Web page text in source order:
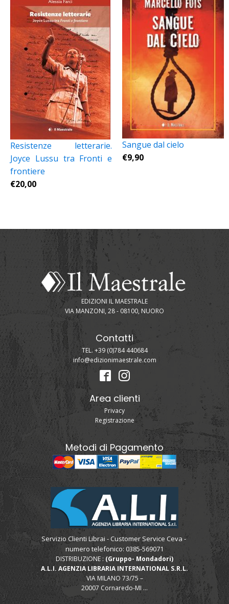
Resistenze letterarie.
Joyce Lussu tra Fronti e
frontiere
€20,00
Sangue dal cielo
€9,90
EDIZIONI IL MAESTRALE
VIA MANZONI, 28 - 08100, NUORO
Contatti
TEL. +39 (0)784 440684
info@edizionimaestrale.com
Area clienti
Privacy
Registrazione
Metodi di Pagamento
Servizio Clienti Librai - Customer Service Ceva -
numero telefonico: 0385-569071
DISTRIBUZIONE : (Gruppo- Mondadori)
A.L.I. AGENZIA LIBRARIA INTERNATIONAL S.R.L.
VIA MILANO 73/75 –
20007 Cornaredo-MI ...